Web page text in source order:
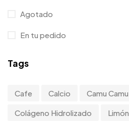
Agotado
En tu pedido
Tags
Cafe Calcio Camu Camu
Colágeno Hidrolizado Limón